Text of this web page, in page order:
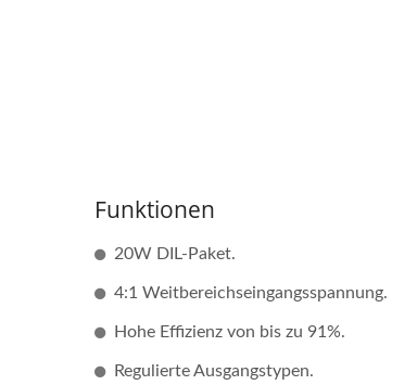
Funktionen
20W DIL-Paket.
4:1 Weitbereichseingangsspannung.
Hohe Effizienz von bis zu 91%.
Regulierte Ausgangstypen.